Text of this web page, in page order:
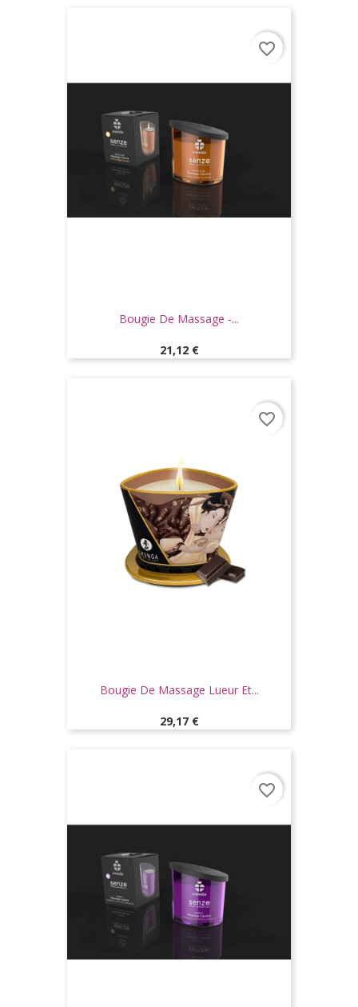
Bougie De Massage -...
Prix
21,12 €
favorite_border
Bougie De Massage Lueur Et...
Prix
29,17 €
favorite_border
favorite_border